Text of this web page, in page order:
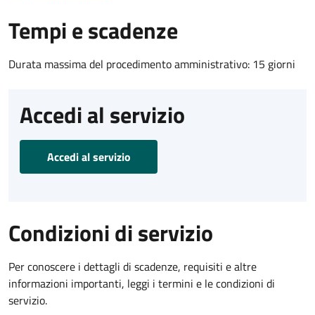
Tempi e scadenze
Durata massima del procedimento amministrativo: 15 giorni
Accedi al servizio
Accedi al servizio
Condizioni di servizio
Per conoscere i dettagli di scadenze, requisiti e altre
informazioni importanti, leggi i termini e le condizioni di
servizio.